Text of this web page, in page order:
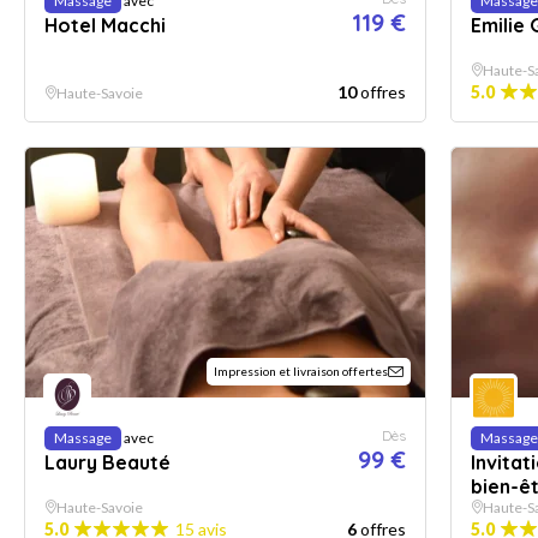
Hotel Macchi 119 €
Haute-Savoie 10offres
Emilie
Haute-
5.0
Impression et livraison offertes
Massage avec
Laury Beauté
Dès
99 €
Haute-Savoie
5.0 15 avis 6offres
Massage
bien-
Haute-
5.0